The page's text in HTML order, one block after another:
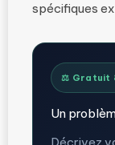
spécifiques
⚖️ Gratuit
Un